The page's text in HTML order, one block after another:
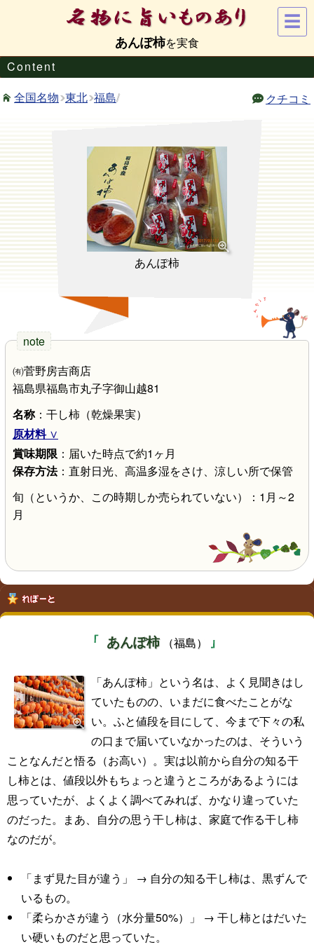
あんぽ柿
Content
全国名物 東北 福島/ クチコミ
あんぽ柿
㈲菅野房吉商店
福島県福島市丸子字御山越81
名称：干し柿（乾燥果実）
原材料
賞味期限 ：届いた時点で約1ヶ月
保存方法：直射日光、高温多湿をさけ、涼しい所で保管
旬（というか、この時期しか売られていない）：1月～2
月
あんぽ柿 （福島）
「あんぽ柿」という名は、よく見聞きはし
ていたものの、いまだに食べたことがな
い。ふと値段を目にして、今まで下々の私
の口まで届いていなかったのは、そういう
ことなんだと悟る（お高い）。実は以前から自分の知る干
し柿とは、値段以外もちょっと違うところがあるようには
思っていたが、よくよく調べてみれば、かなり違っていた
のだった。まあ、自分の思う干し柿は、家庭で作る干し柿
なのだが。
「まず見た目が違う」 → 自分の知る干し柿は、黒ずんで
いるもの。
「柔らかさが違う（水分量50%）」 → 干し柿とはだいた
い硬いものだと思っていた。
☰